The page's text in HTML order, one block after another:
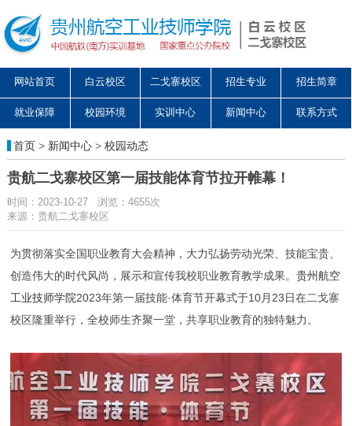
网站首页 白云校区 二戈寨校区 招生专业 招生简章
就业保障 校园环境 实训中心 新闻中心 联系方式
首页> 新闻中心> 校园动态
贵航二戈寨校区第一届技能体育节拉开帷幕！
时间：2023-10-27 浏览：4655次
来源：贵航二戈寨校区
为贯彻落实全国职业教育大会精神，大力弘扬劳动光荣、技能宝贵、
创造伟大的时代风尚，展示和宣传我校职业教育教学成果。贵州航空
工业技师学院2023年第一届技能·体育节开幕式于10月23日在二戈寨
校区隆重举行，全校师生齐聚一堂，共享职业教育的独特魅力。